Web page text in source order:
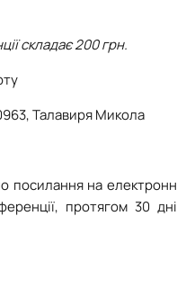
складає 200 грн.
Талавиря Микола
посилання на
протягом 30